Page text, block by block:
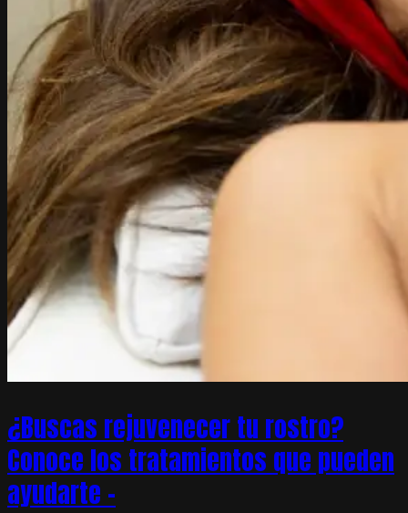
¿Buscas rejuvenecer tu rostro?
Conoce los tratamientos que pueden
ayudarte –